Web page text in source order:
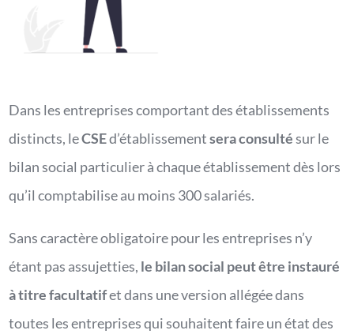
Dans les entreprises comportant des établissements
distincts, leCSEd’établissementsera consultésur le
bilan social particulier à chaque établissement dès lors
qu’il comptabilise au moins 300 salariés.
Sans caractère obligatoire pour les entreprises n’y
étant pas assujetties, le bilan social peut être instauré
à titre facultatifet dans une version allégée dans
toutes les entreprises qui souhaitent faire un état des